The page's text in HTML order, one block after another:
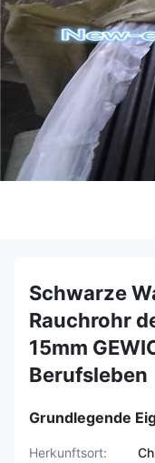
Schwarze
Rauchrohr
15mm
Berufsleben
Grundlegende
Herkunftsort: